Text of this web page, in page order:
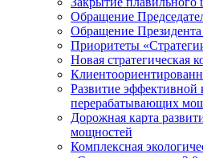
Обращение
Обращение
Приоритеты
Новая стратегическая
Развитие эффективной
перерабатывающих
Дорожная карта
мощностей
Комплексная